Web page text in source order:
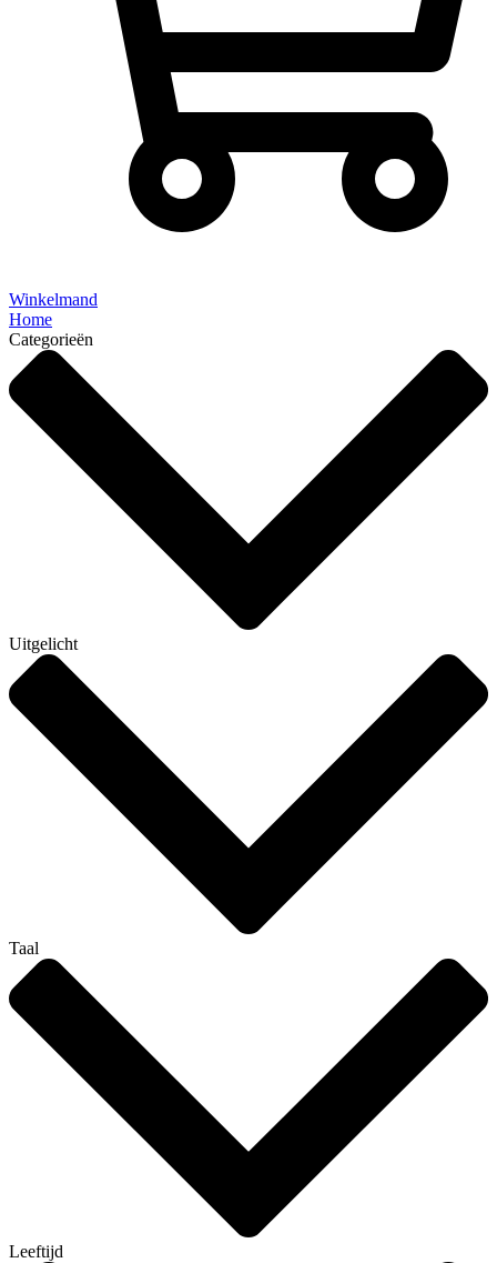
Winkelmand
Home
Categorieën
Uitgelicht
Taal
Leeftijd